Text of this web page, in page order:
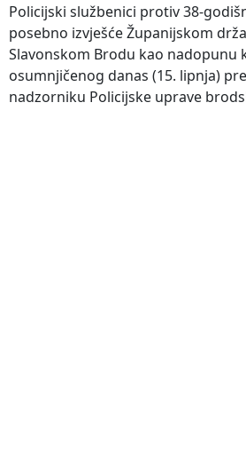
Policijski službenici protiv 38-
posebno izvješće Županijskom
Slavonskom Brodu kao nadopunu
osumnjičenog danas (15. lipnja)
nadzorniku Policijske uprave